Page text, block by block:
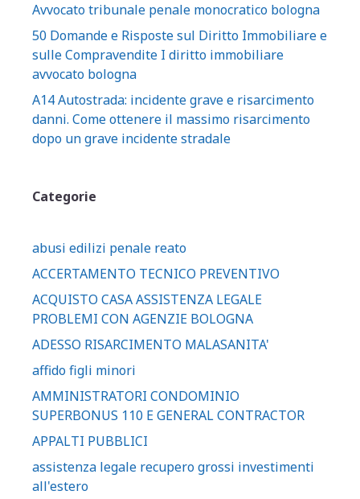
Avvocato tribunale penale monocratico bologna
50 Domande e Risposte sul Diritto Immobiliare e
sulle Compravendite I diritto immobiliare
avvocato bologna
A14 Autostrada: incidente grave e risarcimento
danni. Come ottenere il massimo risarcimento
dopo un grave incidente stradale
Categorie
abusi edilizi penale reato
ACCERTAMENTO TECNICO PREVENTIVO
ACQUISTO CASA ASSISTENZA LEGALE
PROBLEMI CON AGENZIE BOLOGNA
ADESSO RISARCIMENTO MALASANITA'
affido figli minori
AMMINISTRATORI CONDOMINIO
SUPERBONUS 110 E GENERAL CONTRACTOR
APPALTI PUBBLICI
assistenza legale recupero grossi investimenti
all'estero